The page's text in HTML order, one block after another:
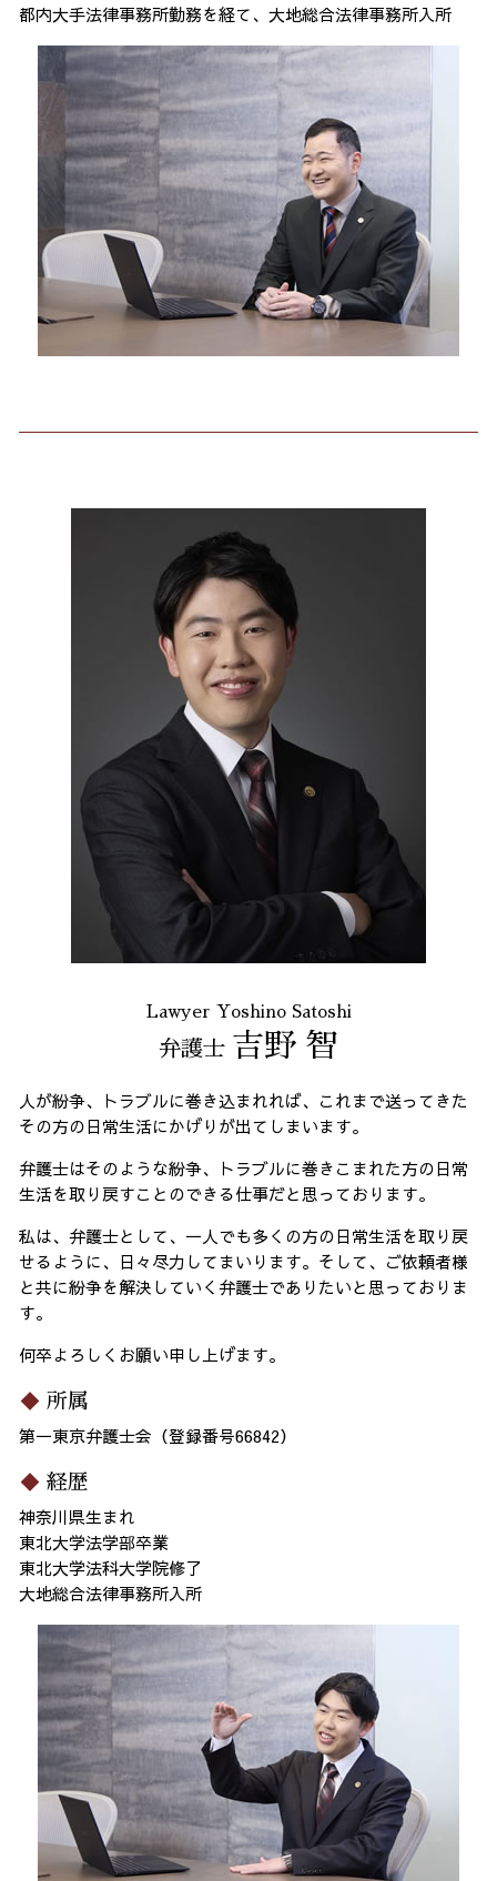
都内大手法律事務所勤務を経て、大地総合法律事務所入所
Lawyer Yoshino Satoshi
弁護士 吉野 智
人が紛争、トラブルに巻き込まれれば、これまで送ってきた
その方の日常生活にかげりが出てしまいます。
弁護士はそのような紛争、トラブルに巻きこまれた方の日常
生活を取り戻すことのできる仕事だと思っております。
私は、弁護士として、一人でも多くの方の日常生活を取り戻
せるように、日々尽力してまいります。そして、ご依頼者様
と共に紛争を解決していく弁護士でありたいと思っておりま
す。
何卒よろしくお願い申し上げます。
所属
第一東京弁護士会（登録番号66842）
経歴
神奈川県生まれ
東北大学法学部卒業
東北大学法科大学院修了
大地総合法律事務所入所